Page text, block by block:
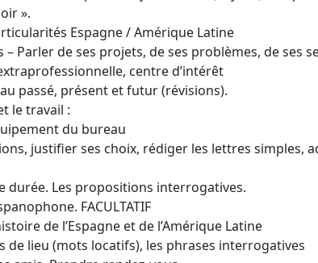
».
Espagne / Amérique Latine
– Parler de ses projets, de ses problèmes, de ses
centre d’intérêt
passé, présent et futur (révisions).
le travail :
du bureau
justifier ses choix, rédiger les lettres simples,
durée. Les propositions interrogatives.
FACULTATIF
de l’Espagne et de l’Amérique Latine
de lieu (mots locatifs), les phrases interrogatives